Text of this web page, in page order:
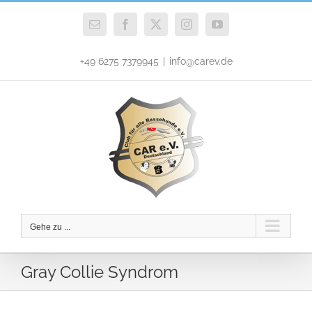
E-
Facebook
X InstagramYouTube
+49 6275 7379945 info@carev.de
Gehe zu ...
Gray Collie Syndrom